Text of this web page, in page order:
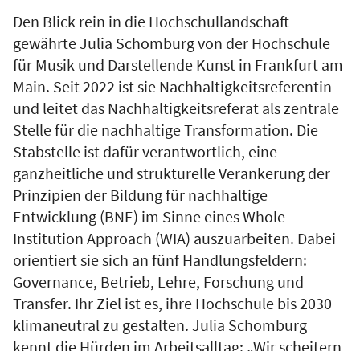
Den Blick rein in die Hochschullandschaft
gewährte Julia Schomburg von der Hochschule
für Musik und Darstellende Kunst in Frankfurt am
Main. Seit 2022 ist sie Nachhaltigkeitsreferentin
und leitet das Nachhaltigkeitsreferat als zentrale
Stelle für die nachhaltige Transformation. Die
Stabstelle ist dafür verantwortlich, eine
ganzheitliche und strukturelle Verankerung der
Prinzipien der Bildung für nachhaltige
Entwicklung (BNE) im Sinne eines Whole
Institution Approach (WIA) auszuarbeiten. Dabei
orientiert sie sich an fünf Handlungsfeldern:
Governance, Betrieb, Lehre, Forschung und
Transfer. Ihr Ziel ist es, ihre Hochschule bis 2030
klimaneutral zu gestalten. Julia Schomburg
kennt die Hürden im Arbeitsalltag: „Wir scheitern